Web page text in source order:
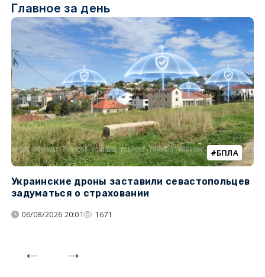
Главное за день
БПЛА
Украинские дроны заставили севастопольцев
задуматься о страховании
06/08/2026 20:01 1671